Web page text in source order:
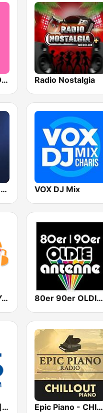
Qmusic 90's & 00's Radio Nostalgia
Hits de Rock en Español VOX DJ Mix
Nostalgie New York 80er 90er OLDIE ANTENNE
표준FM CBS 라디오 (Standard FM) Epic Piano - CHILLOUT PIANO